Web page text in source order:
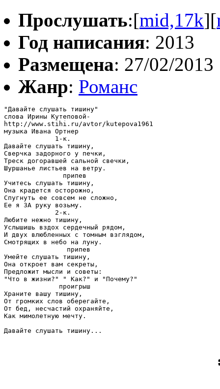
Прослушать:[mid,17k][
Год написания: 2013
Размещена: 27/02/2013
Жанр: Романс
"Давайте слушать тишину"
слова Ирины Кутеповой-
http://www.stihi.ru/avtor/kutepova1961
музыка Ивана Ортнер
             1-к.
Давайте слушать тишину,
Сверчка задорного у печки,
Треск догоравшей сальной свечки,
Шуршанье листьев на ветру.
               припев
Учитесь слушать тишину,
Она крадется осторожно,
Спугнуть ее совсем не сложно,
Ее я ЗА руку возьму.
             2-к.
Любите нежно тишину,
Услышишь вздох сердечный рядом,
И двух влюбленных с томным взглядом,
Смотрящих в небо на луну.
                припев
Умейте слушать тишину,
Она откроет вам секреты,
Предложит мысли и советы:
"Что в жизни?" " Как?" и "Почему?"
              проигрыш
Храните вашу тишину,
От громких слов оберегайте,
От бед, несчастий охраняйте,
Как мимолетную мечту.
Давайте слушать тишину...